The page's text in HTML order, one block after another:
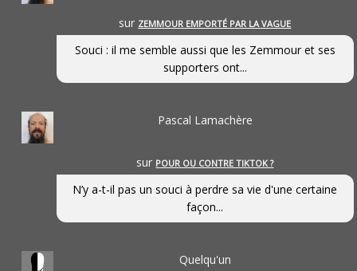
sur ZEMMOUR EMPORTÉ PAR LA VAGUE
Souci : il me semble aussi que les Zemmour et ses
supporters ont...
Pascal Lamachère
sur POUR OU CONTRE TIKTOK ?
N’y a-t-il pas un souci à perdre sa vie d'une certaine
façon...
Quelqu'un